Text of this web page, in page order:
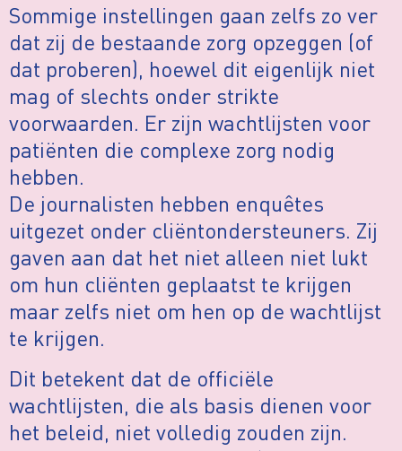
Sommige instellingen gaan zelfs zo ver
dat zij de bestaande zorg opzeggen (of
dat proberen), hoewel dit eigenlijk niet
mag of slechts onder strikte
voorwaarden. Er zijn wachtlijsten voor
patiënten die complexe zorg nodig
hebben.
De journalisten hebben enquêtes
uitgezet onder cliëntondersteuners. Zij
gaven aan dat het niet alleen niet lukt
om hun cliënten geplaatst te krijgen
maar zelfs niet om hen op de wachtlijst
te krijgen.
Dit betekent dat de officiële
wachtlijsten, die als basis dienen voor
het beleid, niet volledig zouden zijn.